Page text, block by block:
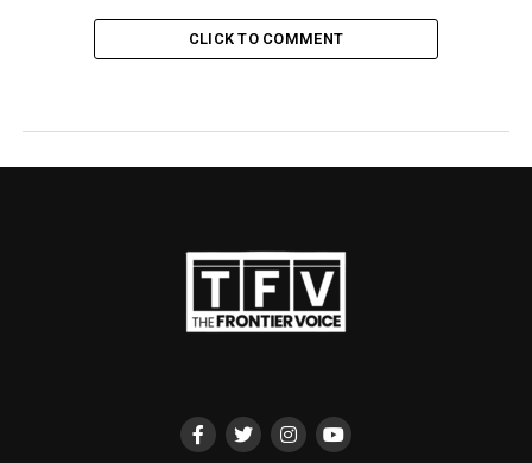
CLICK TO COMMENT